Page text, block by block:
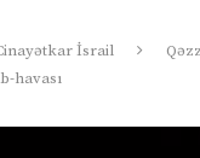
İsrail
havası